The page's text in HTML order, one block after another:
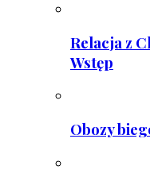
Relacja z
Wstęp
Obozy